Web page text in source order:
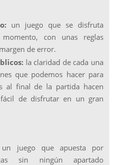
un juego que se disfruta
con unas reglas
de error.
la claridad de cada una
que podemos hacer para
al final de la partida hacen
de disfrutar en un gran
un juego que apuesta por
sin ningún apartado